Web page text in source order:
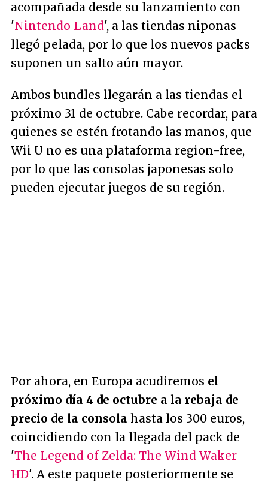
acompañada desde su lanzamiento con
'Nintendo Land', a las tiendas niponas
llegó pelada, por lo que los nuevos packs
suponen un salto aún mayor.
Ambos bundles llegarán a las tiendas el
próximo 31 de octubre. Cabe recordar, para
quienes se estén frotando las manos, que
Wii U no es una plataforma region-free,
por lo que las consolas japonesas solo
pueden ejecutar juegos de su región.
Por ahora, en Europa acudiremos el
próximo día 4 de octubre a la rebaja de
precio de la consola hasta los 300 euros,
coincidiendo con la llegada del pack de
'The Legend of Zelda: The Wind Waker
HD'. A este paquete posteriormente se